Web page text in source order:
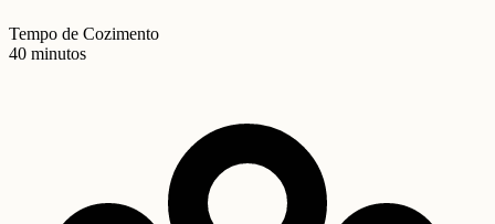
Tempo de Cozimento
40 minutos